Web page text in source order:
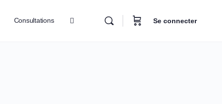
Consultations Se connecter